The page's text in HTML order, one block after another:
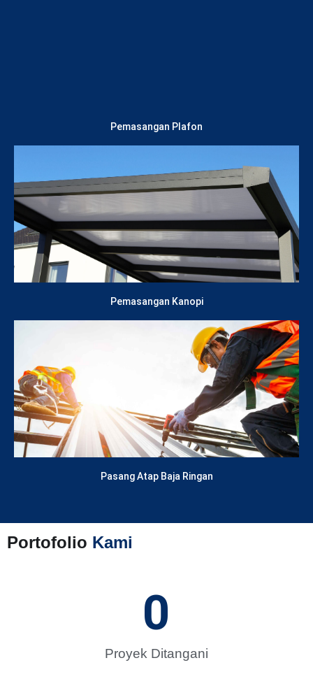
Pemasangan Plafon
Lihat Layanan
Pemasangan Kanopi
Pasang Atap Baja Ringan
Portofolio Kami
Proyek Ditangani
0